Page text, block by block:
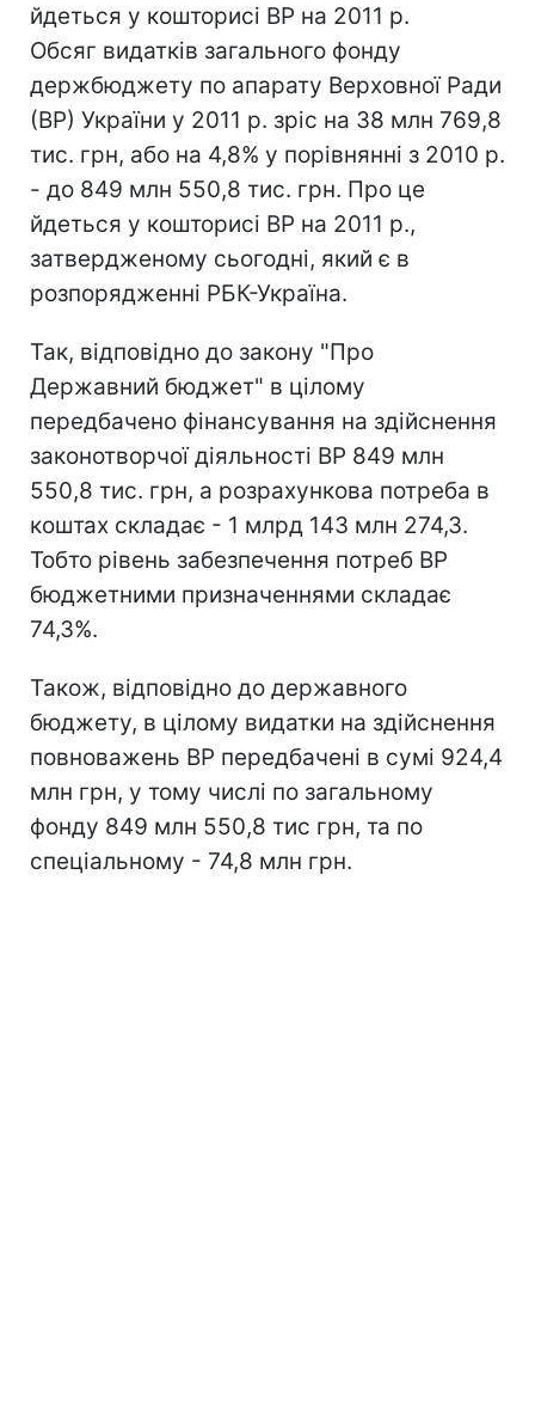
йдеться у кошторисі ВР на 2011 р.
Обсяг видатків загального фонду
держбюджету по апарату Верховної Ради
(ВР) України у 2011 р. зріс на 38 млн 769,8
тис. грн, або на 4,8% у порівнянні з 2010 р.
- до 849 млн 550,8 тис. грн. Про це
йдеться у кошторисі ВР на 2011 р.,
затвердженому сьогодні, який є в
розпорядженні РБК-Україна.
Так, відповідно до закону "Про
Державний бюджет" в цілому
передбачено фінансування на здійснення
законотворчої діяльності ВР 849 млн
550,8 тис. грн, а розрахункова потреба в
коштах складає - 1 млрд 143 млн 274,3.
Тобто рівень забезпечення потреб ВР
бюджетними призначеннями складає
74,3%.
Також, відповідно до державного
бюджету, в цілому видатки на здійснення
повноважень ВР передбачені в сумі 924,4
млн грн, у тому числі по загальному
фонду 849 млн 550,8 тис грн, та по
спеціальному - 74,8 млн грн.